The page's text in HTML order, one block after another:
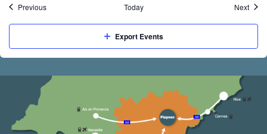
PreviousEvents Today Next
Export Events